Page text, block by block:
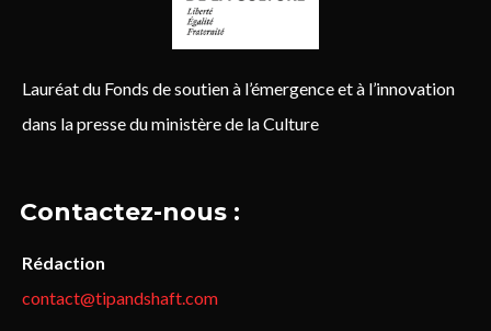
Lauréat du Fonds de soutien à l’émergence et à l’innovation
dans la presse du ministère de la Culture
Contactez-nous :
Rédaction
contact@tipandshaft.com